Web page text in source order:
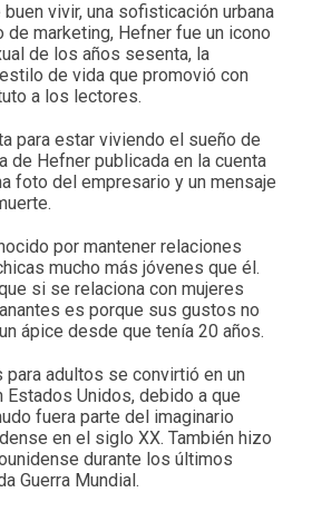
vivir, una sofisticación urbana
de marketing, Hefner fue un icono
de los años sesenta, la
de vida que promovió con
a los lectores.
para estar viviendo el sueño de
de Hefner publicada en la cuenta
foto del empresario y un mensaje
por mantener relaciones
mucho más jóvenes que él.
si se relaciona con mujeres
es porque sus gustos no
ápice desde que tenía 20 años.
para adultos se convirtió en un
Unidos, debido a que
fuera parte del imaginario
en el siglo XX. También hizo
durante los últimos
Guerra Mundial.